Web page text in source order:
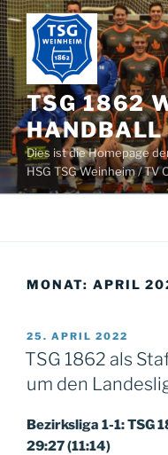
Zum
Inhalt
springen
TSG 1862
HANDBALL
Dies ist die Homepage
HSG TSG Weinheim / TV
MONAT: APRIL
VERÖFFENTLICHT
AM
25. APRIL 2022
TSG 1862 als
um den
Bezirksliga 1-1: TSG
29:27 (11:14)